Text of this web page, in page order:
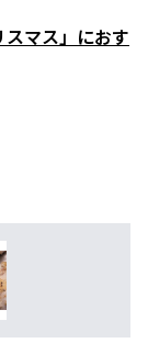
スマス」におす